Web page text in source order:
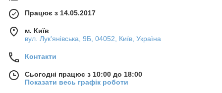
Працює з 14.05.2017
м. Київ
вул. Лук'янівська, 9Б, 04052, Київ, Україна
Контакти
Сьогодні працює з 10:00 до 18:00
Показати весь графік роботи